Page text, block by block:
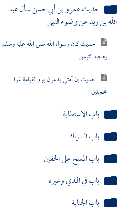
حديث عمرو بن أبي حسن سأل عبد
الله بن زيد عن وضوء النبي
حديث كان رسول الله صلى الله عليه وسلم
يعجبه التيمن
حديث إن أمتي يدعون يوم القيامة غرا
محجلين
باب الاستطابة
باب السواك
باب المسح على الخفين
باب في المذي وغيره
باب الجنابة